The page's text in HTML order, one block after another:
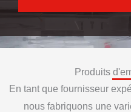
Produits
En tant que fournisseur
nous fabriquons une